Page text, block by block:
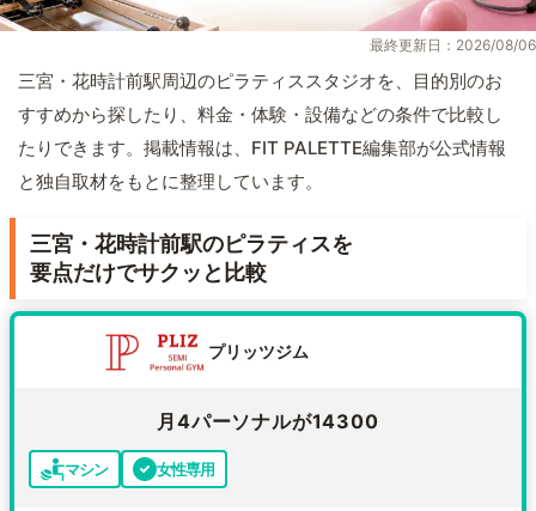
最終更新日：2026/08/06
三宮・花時計前駅周辺のピラティススタジオを、目的別のお
すすめから探したり、料金・体験・設備などの条件で比較し
たりできます。掲載情報は、FIT PALETTE編集部が公式情報
と独自取材をもとに整理しています。
三宮・花時計前駅のピラティスを
要点だけでサクッと比較
プリッツジム
月4パーソナルが14300
マシン 女性専用